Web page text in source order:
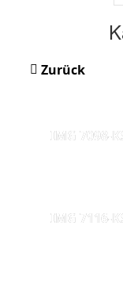
Zurück
IMG 7098-
IMG 7116-